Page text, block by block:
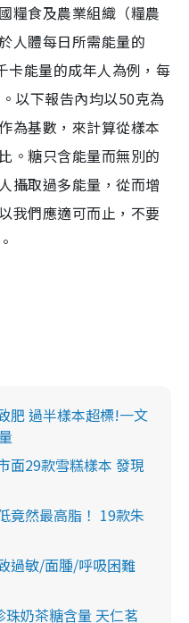
糧食及農業組織（糧農
人體每日所需能量的
卡能量的成年人為例，每
以下報告內均以50克為
為基數，來計算從樣本
。糖只含能量而無別的
攝取過多能量，從而增
我們應適可而止，不要
肥 過半樣本超標!一文
面29款雪糕樣本 發現
竟然最高脂！ 19款朱
過敏/面腫/呼吸困難
珠奶茶糖含量 天仁茗